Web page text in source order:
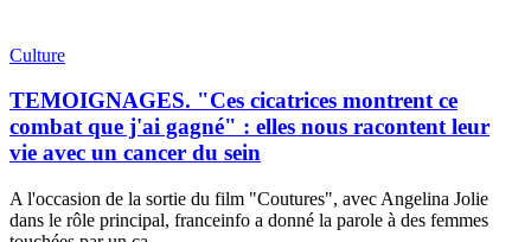
Culture
TEMOIGNAGES. "Ces cicatrices montrent ce
combat que j'ai gagné" : elles nous racontent leur
vie avec un cancer du sein
A l'occasion de la sortie du film "Coutures", avec Angelina Jolie
dans le rôle principal, franceinfo a donné la parole à des femmes